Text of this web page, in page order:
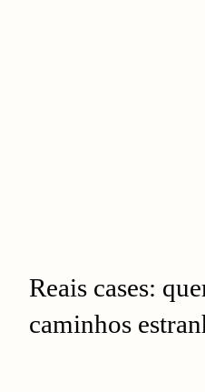
Reais cases:
caminhos